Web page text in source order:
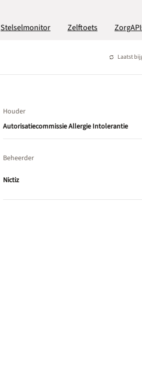
Stelselmonitor Zelftoets
Laatst
Houder
Autorisatiecommissie Allergie Intolerantie
Beheerder
Nictiz